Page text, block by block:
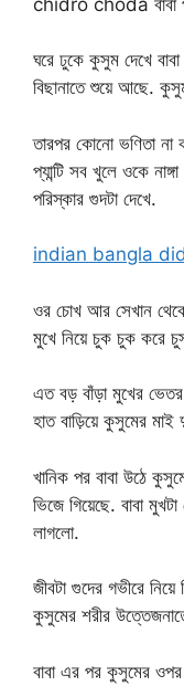
ঘরে ঢুকে কুসুম দেখে বাবা
বিছানাতে শুয়ে আছে.
তারপর কোনো ভণিতা না
প্যান্টি সব খুলে ওকে
পরিস্কার গুদটা দেখে.
indian bangla
ওর চোখ আর সেখান থেকে
মুখে নিয়ে চুক চুক করে
এত বড় বাঁড়া মুখের
হাত বাড়িয়ে কুসুমের
খানিক পর বাবা উঠে
ভিজে গিয়েছে. বাবা
লাগলো.
জীবটা গুদের গভীরে
কুসুমের শরীর
বাবা এর পর কুসুমের